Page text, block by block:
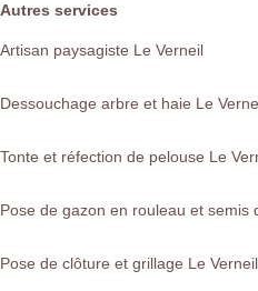
Autres services
Artisan paysagiste Le Verneil
Dessouchage arbre et haie Le
Tonte et réfection de pelouse Le
Pose de gazon en rouleau et semis
Pose de clôture et grillage Le Verneil